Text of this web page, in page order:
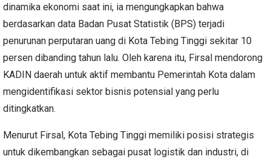
dinamika ekonomi saat ini, ia mengungkapkan bahwa
berdasarkan data Badan Pusat Statistik (BPS) terjadi
penurunan perputaran uang di Kota Tebing Tinggi sekitar 10
persen dibanding tahun lalu. Oleh karena itu, Firsal mendorong
KADIN daerah untuk aktif membantu Pemerintah Kota dalam
mengidentifikasi sektor bisnis potensial yang perlu
ditingkatkan.
Menurut Firsal, Kota Tebing Tinggi memiliki posisi strategis
untuk dikembangkan sebagai pusat logistik dan industri, di